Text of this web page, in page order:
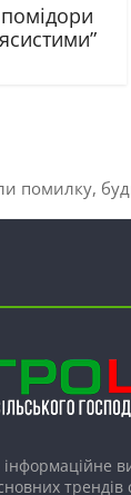
будь
інформаційне
трендів